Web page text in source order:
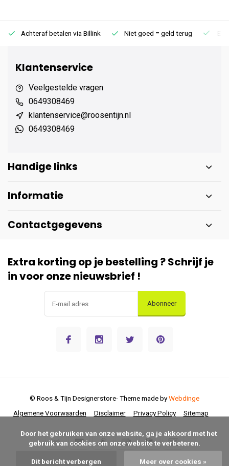
Achteraf betalen via Billink Niet goed = geld terug
Klantenservice
Veelgestelde vragen
0649308469
klantenservice@roosentijn.nl
0649308469
Handige links
Informatie
Contactgegevens
Extra korting op je bestelling ? Schrijf je
in voor onze nieuwsbrief !
Abonneer
Algemene Voorwaarden Disclaimer Privacy Policy Sitemap
© Roos & Tijn Designerstore- Theme made byWebdinge
gebruik van cookies om onze website te verbeteren.
Dit bericht verbergen Meer over cookies »